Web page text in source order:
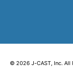
© 2026 J-CAST, Inc. All